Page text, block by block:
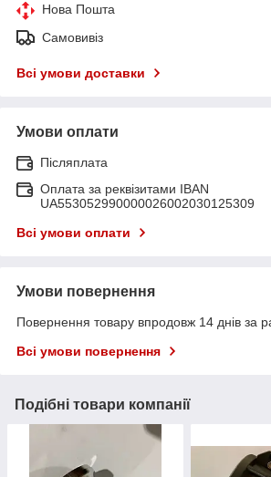
Нова Пошта
Самовивіз
Всі умови доставки
Умови оплати
Післяплата
Оплата за реквізитами IBAN
UA553052990000026002030125309
Всі умови оплати
Умови повернення
Повернення товару впродовж 14 днів за
Всі умови повернення
Подібні товари компанії